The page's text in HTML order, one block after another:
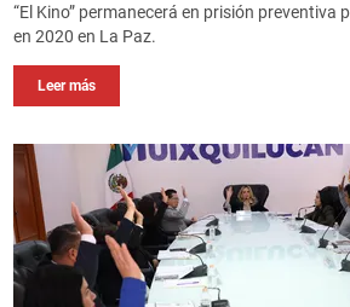
“El Kino” permanecerá en prisión preventiva
en 2020 en La Paz.
Leer más